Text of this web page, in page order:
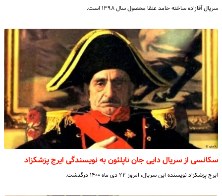
سریال آقازاده ساخته حامد عنقا محصول سال ۱۳۹۸ است‌.
سکانسی از سریال دایی جان ناپلئون به نویسندگی ایرج پزشکزاد
ایرج پزشکزاد نویسنده این سریال، امروز ۲۲ دی ماه ۱۴۰۰ درگذشت.